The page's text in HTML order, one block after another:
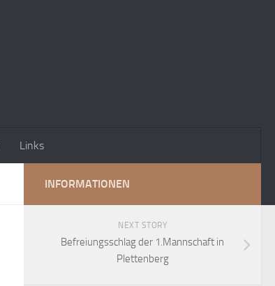
Links
INFORMATIONEN
NEXT STORY
Befreiungsschlag der 1.Mannschaft in
Plettenberg